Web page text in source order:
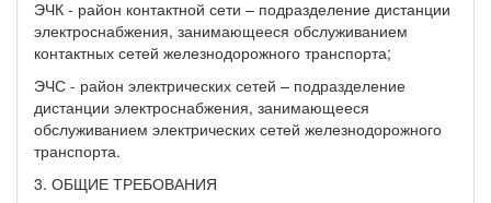
ЭЧК - район контактной сети – подразделение дистанции
электроснабжения, занимающееся обслуживанием
контактных сетей железнодорожного транспорта;
ЭЧС - район электрических сетей – подразделение
дистанции электроснабжения, занимающееся
обслуживанием электрических сетей железнодорожного
транспорта.
3. ОБЩИЕ ТРЕБОВАНИЯ